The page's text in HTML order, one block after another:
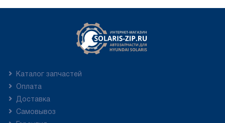
Каталог запчастей
Оплата
Доставка
Самовывоз